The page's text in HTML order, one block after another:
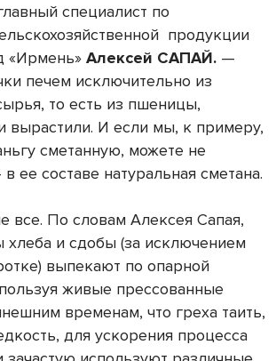
специалист по
продукции
«Ирмень» Алексей САПАЙ. —
печем исключительно из
то есть из пшеницы,
вырастили. И если мы, к примеру,
сметанную, можете не
ее составе натуральная сметана.
все. По словам Алексея Сапая,
хлеба и сдобы (за исключением
выпекают по опарной
живые прессованные
временам, что греха таить,
для ускорения процесса